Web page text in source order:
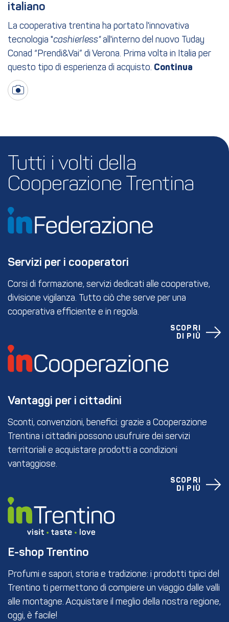
italiano
La cooperativa trentina ha portato l'innovativa
tecnologia "cashierless"all'interno del nuovo Tuday
Conad “Prendi&Vai” di Verona. Prima volta in Italia per
questo tipo di esperienza di acquisto.
Tutti i volti della
Cooperazione Trentina
Servizi per i cooperatori
Corsi di formazione, servizi dedicati alle cooperative,
divisione vigilanza. Tutto ciò che serve per una
cooperativa efficiente e in regola.
SCOPRI
DI PIÙ
Vantaggi per i cittadini
Sconti, convenzioni, benefici: grazie a Cooperazione
Trentina i cittadini possono usufruire dei servizi
territoriali e acquistare prodotti a condizioni
vantaggiose.
SCOPRI
DI PIÙ
E-shop Trentino
Profumi e sapori, storia e tradizione: i prodotti tipici del
Trentino ti permettono di compiere un viaggio dalle valli
alle montagne. Acquistare il meglio della nostra regione,
oggi, è facile!